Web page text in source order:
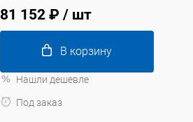
81 152 ₽ / шт
В корзину
Нашли дешевле
Под заказ